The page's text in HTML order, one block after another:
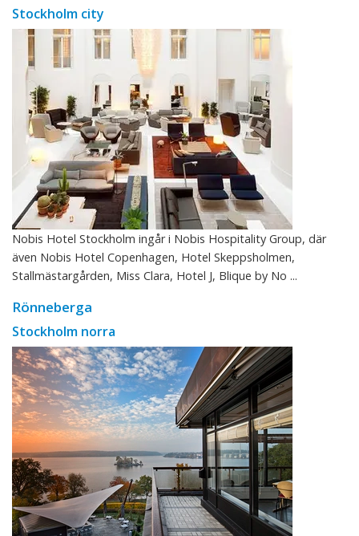
Stockholm city
Nobis Hotel Stockholm ingår i Nobis Hospitality Group, där
även Nobis Hotel Copenhagen, Hotel Skeppsholmen,
Stallmästargården, Miss Clara, Hotel J, Blique by No ...
Rönneberga
Stockholm norra